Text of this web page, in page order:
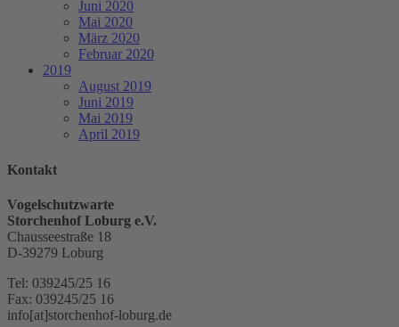
Juni 2020
Mai 2020
März 2020
Februar 2020
2019
August 2019
Juni 2019
Mai 2019
April 2019
Kontakt
Vogelschutzwarte
Storchenhof Loburg e.V.
Chausseestraße 18
D-39279 Loburg
Tel: 039245/25 16
Fax: 039245/25 16
info[at]storchenhof-loburg.de